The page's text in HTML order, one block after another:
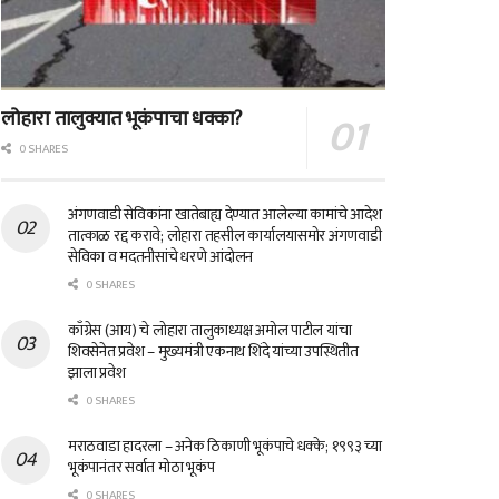
लोहारा तालुक्यात भूकंपाचा धक्का?
0 SHARES
अंगणवाडी सेविकांना खातेबाह्य देण्यात आलेल्या कामांचे आदेश
तात्काळ रद्द करावे; लोहारा तहसील कार्यालयासमोर अंगणवाडी
सेविका व मदतनीसांचे धरणे आंदोलन
0 SHARES
काँग्रेस (आय) चे लोहारा तालुकाध्यक्ष अमोल पाटील यांचा
शिवसेनेत प्रवेश – मुख्यमंत्री एकनाथ शिंदे यांच्या उपस्थितीत
झाला प्रवेश
0 SHARES
मराठवाडा हादरला – अनेक ठिकाणी भूकंपाचे धक्के; १९९३ च्या
भूकंपानंतर सर्वात मोठा भूकंप